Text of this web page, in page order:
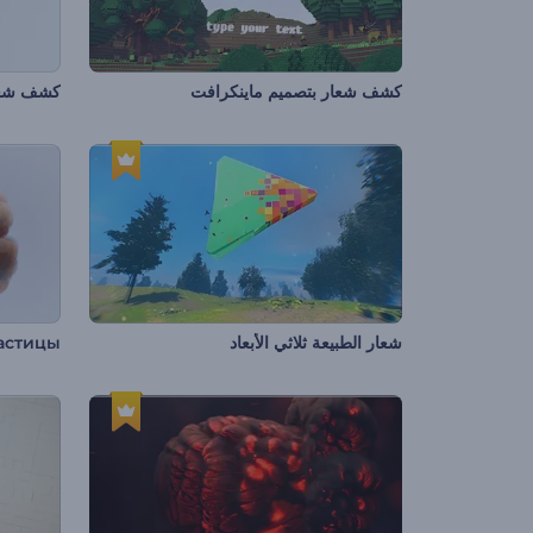
كشف شعار بتصميم ماينكرافت كشف
شعار الطبيعة ثلاثي الأبعاد